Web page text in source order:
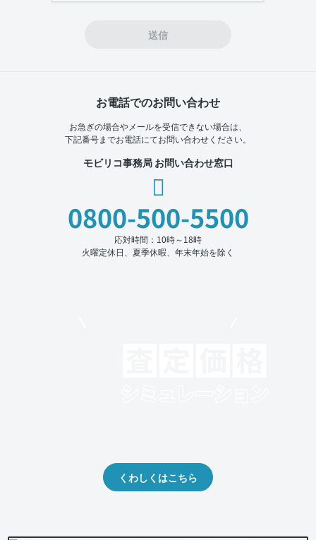
送信
お電話でのお問い合わせ
お急ぎの場合やメールを受信できない場合は、
下記番号までお電話にてお問い合わせください。
モビリコ事務局 お問い合わせ窓口
0800-500-5500
応対時間：10時～18時
火曜定休日、夏季休暇、年末年始を除く
くわしくはこちら